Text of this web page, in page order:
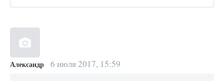
Александр 6 июля 2017, 15:59